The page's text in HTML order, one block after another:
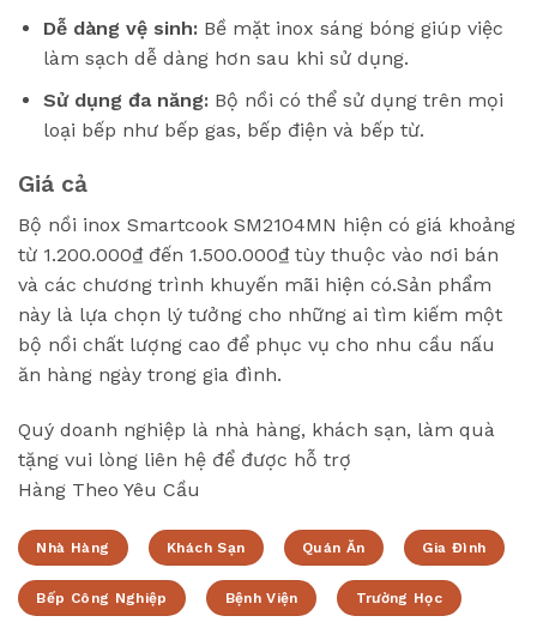
Dễ dàng vệ sinh:Bề mặt inox sáng bóng giúp việc
làm sạch dễ dàng hơn sau khi sử dụng.
Sử dụng đa năng:Bộ nồi có thể sử dụng trên mọi
loại bếp như bếp gas, bếp điện và bếp từ.
Giá cả
Bộ nồi inox Smartcook SM2104MN hiện có giá khoảng
từ 1.200.000₫ đến 1.500.000₫ tùy thuộc vào nơi bán
và các chương trình khuyến mãi hiện có.Sản phẩm
này là lựa chọn lý tưởng cho những ai tìm kiếm một
bộ nồi chất lượng cao để phục vụ cho nhu cầu nấu
ăn hàng ngày trong gia đình.
Quý doanh nghiệp là nhà hàng, khách sạn, làm quà
tặng vui lòng liên hệ để được hỗ trợ
Hàng Theo Yêu Cầu
Nhà Hàng Khách Sạn Quán Ăn Gia Đình
Bếp Công Nghiệp Bệnh Viện Trường Học